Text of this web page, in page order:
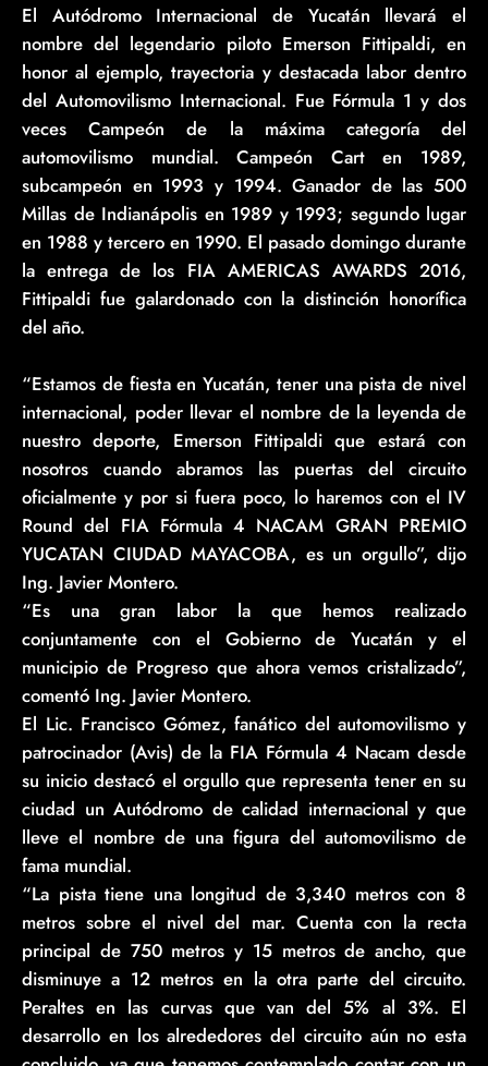
El Autódromo Internacional de Yucatán llevará el
nombre del legendario piloto Emerson Fittipaldi, en
honor al ejemplo, trayectoria y destacada labor dentro
del Automovilismo Internacional. Fue Fórmula 1 y dos
veces Campeón de la máxima categoría del
automovilismo mundial. Campeón Cart en 1989,
subcampeón en 1993 y 1994. Ganador de las 500
Millas de Indianápolis en 1989 y 1993; segundo lugar
en 1988 y tercero en 1990. El pasado domingo durante
la entrega de los FIA AMERICAS AWARDS 2016,
Fittipaldi fue galardonado con la distinción honorífica
del año.
“Estamos de fiesta en Yucatán, tener una pista de nivel
internacional, poder llevar el nombre de la leyenda de
nuestro deporte, Emerson Fittipaldi que estará con
nosotros cuando abramos las puertas del circuito
oficialmente y por si fuera poco, lo haremos con el IV
Round del FIA Fórmula 4 NACAM GRAN PREMIO
YUCATAN CIUDAD MAYACOBA, es un orgullo”, dijo
Ing. Javier Montero.
“Es una gran labor la que hemos realizado
conjuntamente con el Gobierno de Yucatán y el
municipio de Progreso que ahora vemos cristalizado”,
comentó Ing. Javier Montero.
El Lic. Francisco Gómez, fanático del automovilismo y
patrocinador (Avis) de la FIA Fórmula 4 Nacam desde
su inicio destacó el orgullo que representa tener en su
ciudad un Autódromo de calidad internacional y que
lleve el nombre de una figura del automovilismo de
fama mundial.
“La pista tiene una longitud de 3,340 metros con 8
metros sobre el nivel del mar. Cuenta con la recta
principal de 750 metros y 15 metros de ancho, que
disminuye a 12 metros en la otra parte del circuito.
Peraltes en las curvas que van del 5% al 3%. El
desarrollo en los alrededores del circuito aún no esta